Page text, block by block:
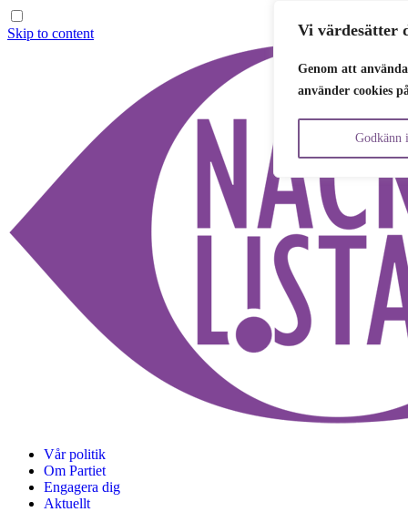
Vi värdesätter
Genom att
använder cookies
Godkänn
Skip to content
Vår politik
Om Partiet
Engagera dig
Aktuellt